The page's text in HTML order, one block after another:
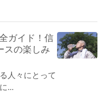
ガイド！信
スの楽しみ
人々にとって
...